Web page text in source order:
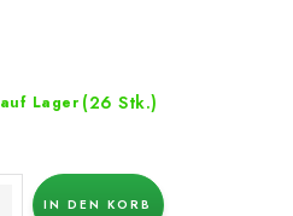
auf Lager (26 Stk.)
IN DEN KORB